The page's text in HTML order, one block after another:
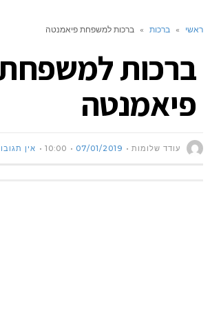
ראשי » ברכות » ברכות למשפחת פיאמנטה
ברכות
פיאמנטה
עודד שלומות 07/01/2019
10:00 אין